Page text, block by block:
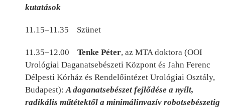
kutatások
11.15–11.35 Szünet
11.35–12.00 Tenke Péter, az MTA doktora (OOI
Urológiai Daganatsebészeti Központ és Jahn Ferenc
Délpesti Kórház és Rendelőintézet Urológiai Osztály,
Budapest): A daganatsebészet fejlődése a nyílt,
radikális műtétektől a minimálinvazív robotsebészetig